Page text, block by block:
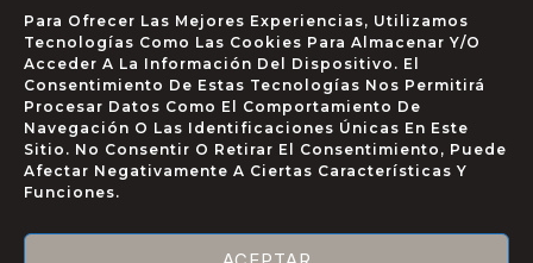
Para Ofrecer Las Mejores Experiencias, Utilizamos
Tecnologías Como Las Cookies Para Almacenar Y/o
Acceder A La Información Del Dispositivo. El
Consentimiento De Estas Tecnologías Nos Permitirá
Procesar Datos Como El Comportamiento De
Navegación O Las Identificaciones Únicas En Este
Sitio. No Consentir O Retirar El Consentimiento, Puede
Afectar Negativamente A Ciertas Características Y
Funciones.
CÓMO
CONTACTAR
+34 634 12
65 42
Paseo
Republica
de Malta 3,
de la
AVISO
LEGAL
Política De
Cookies
Política De
Privacidad